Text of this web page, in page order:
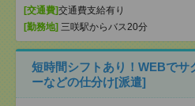
[交通費]交通費支給有り
[勤務地] 三咲駅からバス20分
短時間シフトあり！WEBでサ
ーなどの仕分け[派遣]